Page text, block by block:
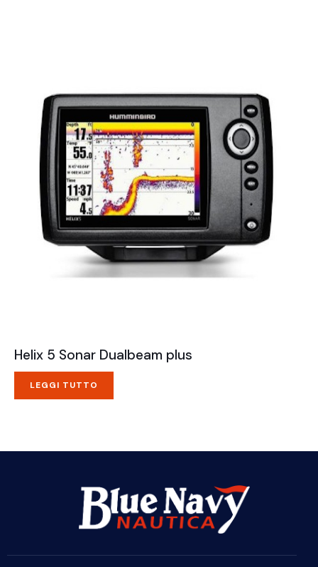
Helix 5 Sonar Dualbeam plus
LEGGI TUTTO